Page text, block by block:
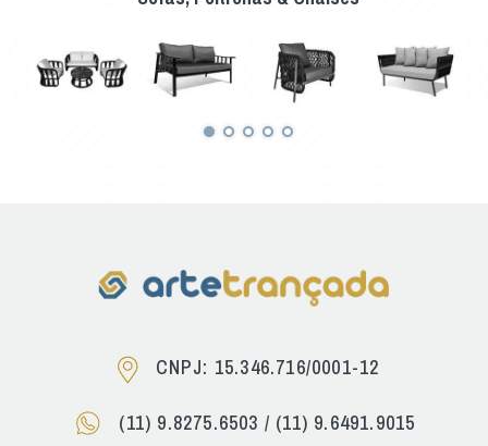
CNPJ: 15.346.716/0001-12
(11) 9.8275.6503 / (11) 9.6491.9015